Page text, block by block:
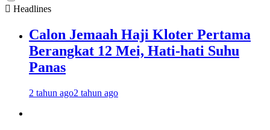
Headlines
Calon Jemaah Haji Kloter Pertama
Berangkat 12 Mei, Hati-hati Suhu
Panas
2 tahun ago2 tahun ago